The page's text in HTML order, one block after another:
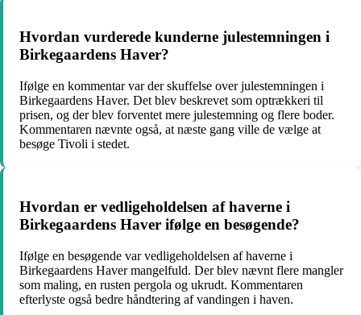
Hvordan vurderede kunderne julestemningen i
Birkegaardens Haver?
Ifølge en kommentar var der skuffelse over julestemningen i
Birkegaardens Haver. Det blev beskrevet som optrækkeri til
prisen, og der blev forventet mere julestemning og flere boder.
Kommentaren nævnte også, at næste gang ville de vælge at
besøge Tivoli i stedet.
Hvordan er vedligeholdelsen af haverne i
Birkegaardens Haver ifølge en besøgende?
Ifølge en besøgende var vedligeholdelsen af haverne i
Birkegaardens Haver mangelfuld. Der blev nævnt flere mangler
som maling, en rusten pergola og ukrudt. Kommentaren
efterlyste også bedre håndtering af vandingen i haven.